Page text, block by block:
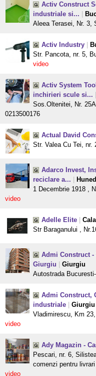
Activ Construct
industriale si...
Aleea Terasei, Nr. 3,
Activ Industry
Str. Pancota, nr. 5,
video
Activ System
inchirieri scule si...
Sos.Oltenitei, Nr.
0213500176
Actual David
Str. Valea Cu Tei,
Adarco Invest,
reciclare a...
1 Decembrie 1918 ,
video
Adelle Elite
Str Baraganului ,
Admi Construct
Giurgiu
Giurgiu
Autostrada
Admi Construct,
industriale
Giurgiu
Vladimirescu, Km
video
Ady Magazin -
Pescari, nr. 6,
comenzi pentru livrari
video